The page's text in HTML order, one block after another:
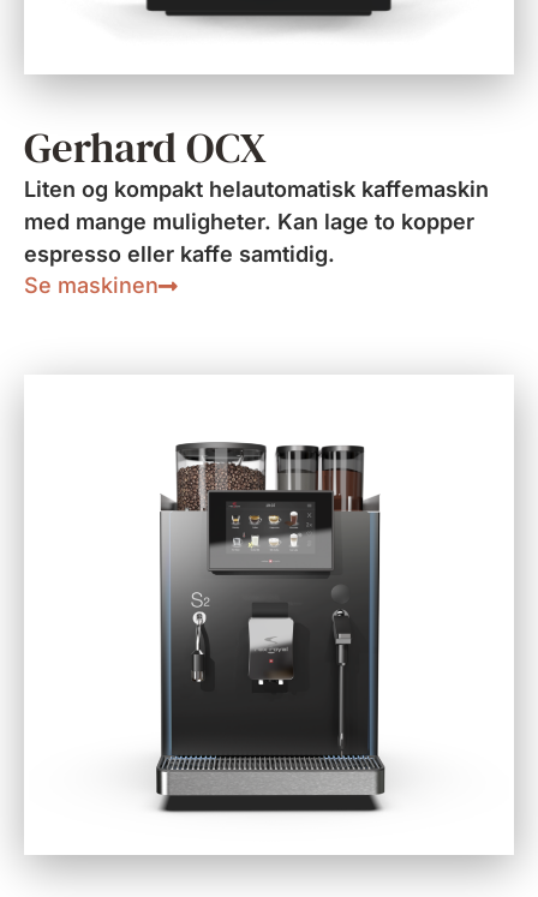
Gerhard OCX
Liten og kompakt helautomatisk kaffemaskin
med mange muligheter. Kan lage to kopper
espresso eller kaffe samtidig.
Se maskinen